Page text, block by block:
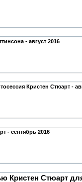
- август 2016
Кристен Стюарт -
- сентябрь 2016
Кристен Стюарт